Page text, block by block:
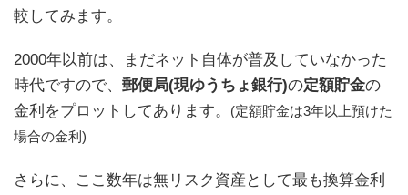
較してみます。
2000年以前は、まだネット自体が普及していなかった
時代ですので、 郵便局(現ゆうちょ銀行)の定額貯金の
金利をプロットしてあります。
(定額貯金は3年以上預けた
場合の金利)
さらに、ここ数年は無リスク資産として最も換算金利